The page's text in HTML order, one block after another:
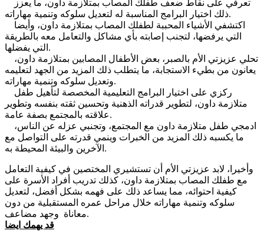
ذلك اختيار البرامج المناسبة له لتعديل سلوكه وتنمية مهاراته.
التي يرفضها، لتجنب إصابته بأي مشاكل والتعامل معه بالطريقة
التي يفضلها.
يعانون من بطيء الاستجابة، ما يتطلب ذلك المزيد من الجهد لتعليمه
وتعديل سلوكه وتنمية مهاراته.
متلازمة داون، لتطوير قدراته الذهنية وتحسين ثقته بنفسه وتطوير
علاقته بالمجتمع بصفة عامة.
ما يكسبه ذلك المزيد من الخبرات وينمي قدرته على التواصل مع
الآخرين والبيئة المحيطة به.
وأخيرا، لابد عزيزتي الأم أن تستشيري المختصين في كيفية التعامل
مع طفلك المصاب بمتلازمة داون، كذلك تدريب أفراد الأسرة على
كيفية احتوائه، مما يساعد ذلك على فهمه بشكل أفضل، لتعديل
سلوكه وتنمية مهاراته خلال مراحل عمره المستقبلية من دون
معاناة وجهد مضاعف.
قد يهمك ايضا